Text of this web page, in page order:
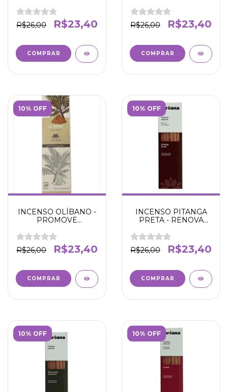
CONFIANÇA -
NIRVANA
R$26,00 R$23,40
TRANQUILIDADE -
NIRVANA
R$26,00 R$23,40
10% OFF
INCENSO OLÍBANO -
PROMOVE
NIRVANA
R$26,00
R$23,40
10% OFF
INCENSO PITANGA
PRETA - RENOVA
R$26,00 R$23,40
10% OFF 10% OFF